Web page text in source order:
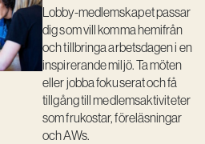
Lobby-medlemskapet passar
dig som vill komma hemifrån
och tillbringa arbetsdagen i en
inspirerande miljö. Ta möten
eller jobba fokuserat och få
tillgång till medlemsaktiviteter
som frukostar, föreläsningar
och AWs.